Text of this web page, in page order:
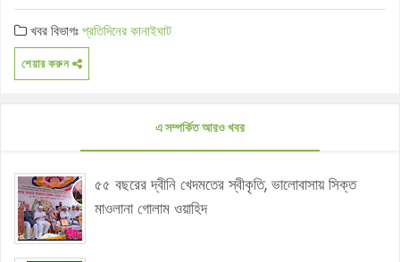
খবর বিভাগঃপ্রতিদিনের কানাইঘাট
শেয়ার করুন
এ সম্পর্কিত আরও খবর
৫৫ বছরের দ্বীনি খেদমতের স্বীকৃতি, ভালোবাসায় সিক্ত
মাওলানা গোলাম ওয়াহিদ